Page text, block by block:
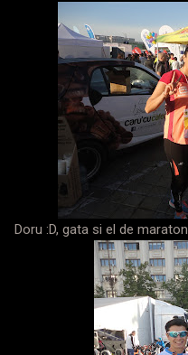
Doru :D, gata si el de maraton.